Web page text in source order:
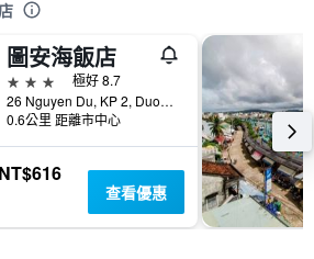
圖安海飯店
3星級
極好 8.7
26 Nguyen Du, KP 2, Duong Dong, 富國, 越南
0.6公里 距離市中心
NT$616
查看優惠